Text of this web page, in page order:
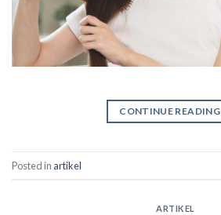
CONTINUE READING
Posted in artikel
ARTIKEL